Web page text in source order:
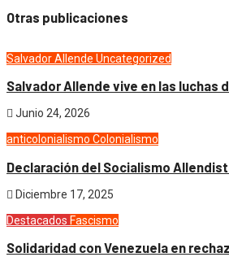
Otras publicaciones
Salvador Allende Uncategorized
Salvador Allende vive en las luchas
Junio 24, 2026
anticolonialismo Colonialismo
Declaración del Socialismo
Diciembre 17, 2025
Destacados Fascismo
Solidaridad con Venezuela en